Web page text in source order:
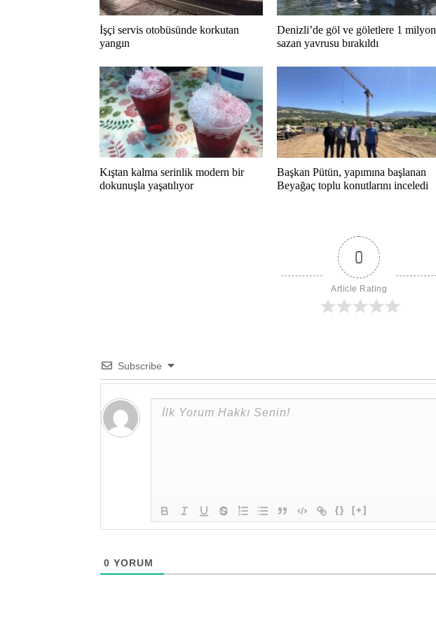
İşçi servis otobüsünde korkutan
yangın
Denizli’de göl ve göletlere 1 milyon
sazan yavrusu bırakıldı
Kıştan kalma serinlik modern bir
dokunuşla yaşatılıyor
Başkan Pütün, yapımına başlanan
Beyağaç toplu konutlarını inceledi
0
Article Rating
Subscribe
{} [+]
0 YORUM